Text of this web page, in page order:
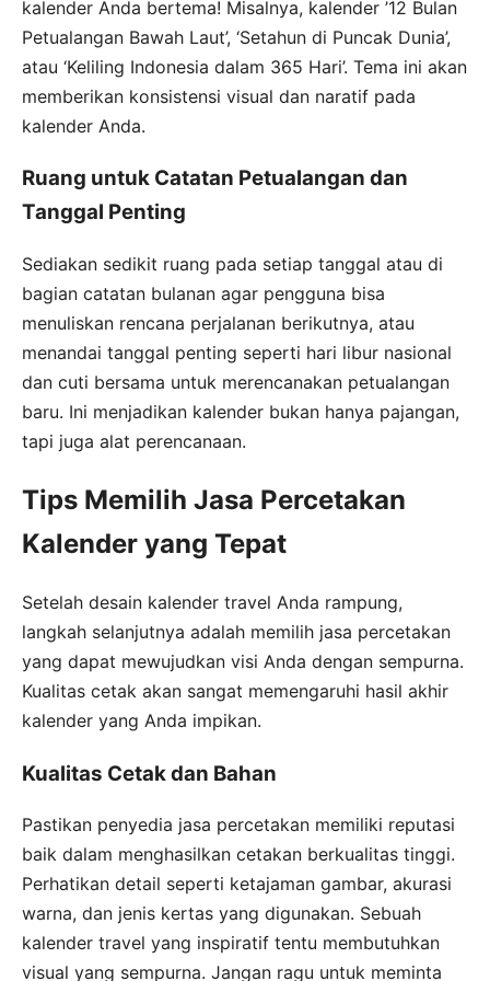
kalender Anda bertema! Misalnya, kalender ’12 Bulan
Petualangan Bawah Laut’, ‘Setahun di Puncak Dunia’,
atau ‘Keliling Indonesia dalam 365 Hari’. Tema ini akan
memberikan konsistensi visual dan naratif pada
kalender Anda.
Ruang untuk Catatan Petualangan dan
Tanggal Penting
Sediakan sedikit ruang pada setiap tanggal atau di
bagian catatan bulanan agar pengguna bisa
menuliskan rencana perjalanan berikutnya, atau
menandai tanggal penting seperti hari libur nasional
dan cuti bersama untuk merencanakan petualangan
baru. Ini menjadikan kalender bukan hanya pajangan,
tapi juga alat perencanaan.
Tips Memilih Jasa Percetakan
Kalender yang Tepat
Setelah desain kalender travel Anda rampung,
langkah selanjutnya adalah memilih jasa percetakan
yang dapat mewujudkan visi Anda dengan sempurna.
Kualitas cetak akan sangat memengaruhi hasil akhir
kalender yang Anda impikan.
Kualitas Cetak dan Bahan
Pastikan penyedia jasa percetakan memiliki reputasi
baik dalam menghasilkan cetakan berkualitas tinggi.
Perhatikan detail seperti ketajaman gambar, akurasi
warna, dan jenis kertas yang digunakan. Sebuah
kalender travel yang inspiratif tentu membutuhkan
visual yang sempurna. Jangan ragu untuk meminta